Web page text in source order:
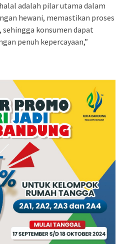
adalah pilar utama dalam
hewani, memastikan proses
konsumen dapat
penuh kepercayaan,”